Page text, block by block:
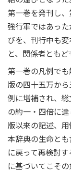
第一巻を発刊し
強行軍ではあっ
びを、刊行中も
と、関係者ともど
第一巻の凡例で
版の四十五万か
例に増補され、
の約一・四倍に
版以来の記述、用
本辞典の生命と
に戻って再検討
に基づいてこそ